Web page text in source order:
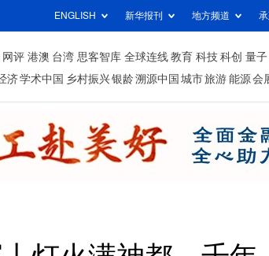
ENGLISH 新华报刊 地方频道
网评 港澳 台湾 思客智库 全球连线 教育 科技 科创 量子
济学术中国 乡村振兴银龄溯源中国 城市旅游 能源 会